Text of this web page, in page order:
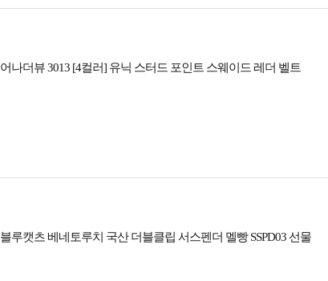
어나더뷰 3013 [4컬러] 유닉 스터드 포인트 스웨이드 레더 벨트
블루캣츠 베네토루치 국산 더블클립 서스펜더 멜빵 SSPD03 선물